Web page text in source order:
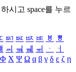
시고 space를 누르
ㅴ ㅵ ㅶ ㅷ ㅸ
ㅹ
ㆉ ㆊ ㆋ ㆌ ㆍ
ㆎ
Φ Χ Ψ Ω α β γ δ ε ζ η